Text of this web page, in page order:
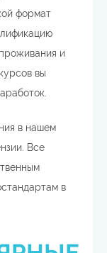
формат
и
вы
в нашем
Все
в